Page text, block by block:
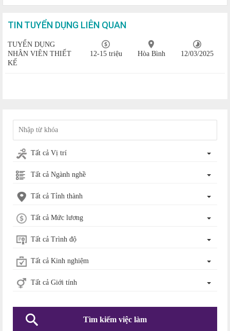
TIN TUYỂN DỤNG LIÊN QUAN
TUYỂN DỤNG
NHÂN VIÊN THIẾT
KẾ
12-15 triệu Hòa Bình 12/03/2025
Tất cả Vị trí
Tất cả Ngành nghề
Tất cả Tỉnh thành
Tất cả Mức lương
Tất cả Trình độ
Tất cả Kinh nghiệm
Tất cả Giới tính
Tìm kiếm việc làm